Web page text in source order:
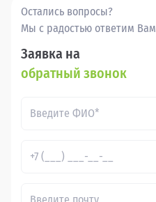
Остались вопросы?
Мы с радостью ответим Вам
Заявка на
обратный звонок